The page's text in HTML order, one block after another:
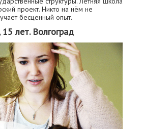
проект. Никто на нём не
бесценный опыт.
лет. Волгоград